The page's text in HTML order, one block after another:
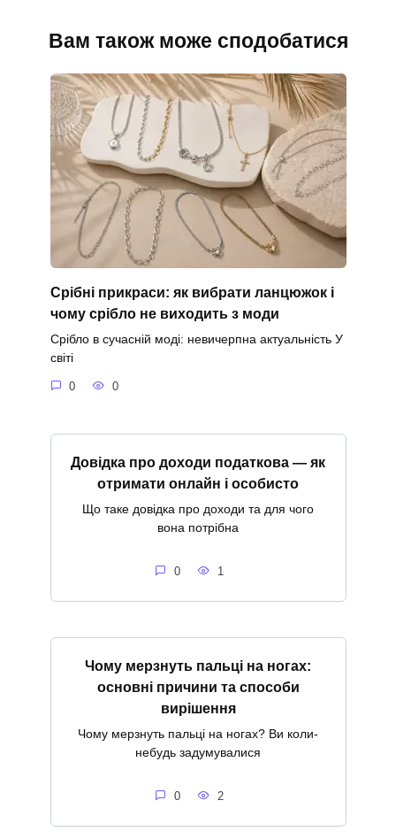
Вам також може сподобатися
Срібні прикраси: як вибрати ланцюжок і
чому срібло не виходить з моди
Срібло в сучасній моді: невичерпна актуальність У
світі
0 0
Довідка про доходи податкова — як
отримати онлайн і особисто
Що таке довідка про доходи та для чого
вона потрібна
0 1
Чому мерзнуть пальці на ногах:
основні причини та способи
вирішення
Чому мерзнуть пальці на ногах? Ви коли-
небудь задумувалися
0 2